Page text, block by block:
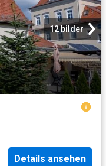
12 bilder
Details ansehen